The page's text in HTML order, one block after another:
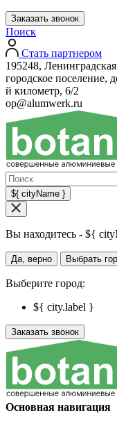
Заказать звонок
Поиск
Стать партнером
195248,
городское поселение,
й километр, 6/2
op@alumwerk.ru
${ cityName }
Вы находитесь - ${
Да, верно Выбрать
Выберите город:
${ city.label }
Заказать звонок
Основная навигация